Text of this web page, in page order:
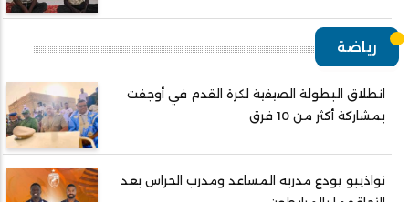
رياضة
انطلاق البطولة الصيفية لكرة القدم في أوجفت
بمشاركة أكثر من 10 فرق
نواذيبو يودع مدربه المساعد ومدرب الحراس بعد